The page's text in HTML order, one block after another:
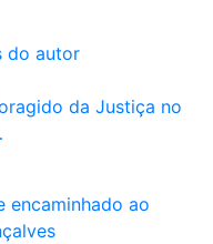
do autor
da Justiça no
encaminhado ao